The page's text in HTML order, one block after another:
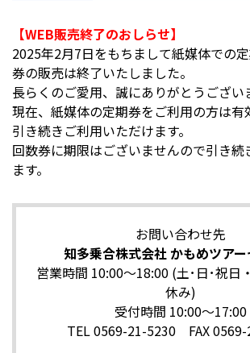
【WEB販売終了のおしらせ】
2025年2月7日をもちまして紙媒体での
券の販売は終了いたしました。
長らくのご愛用、誠にありがとうござい
現在、紙媒体の定期券をご利用の方は有
引き続きご利用いただけます。
回数券に期限はございませんので引き続
ます。
お問い合わせ先
知多乗合株式会社 かもめツア
営業時間 10:00～18:00 (土･日･祝日
休み)
受付時間 10:00～17:00
TEL 0569-21-5230 FAX